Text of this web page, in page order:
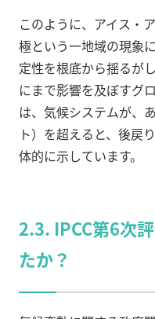
このように、アイス・
極という一地域の現象
定性を根底から揺るが
にまで影響を及ぼすグ
は、気候システムが、
ト）を超えると、後戻
体的に示しています。
2.3. IPCC第6次
たか？